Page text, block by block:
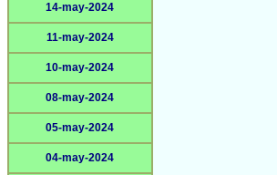
14-may-2024
11-may-2024
10-may-2024
08-may-2024
05-may-2024
04-may-2024